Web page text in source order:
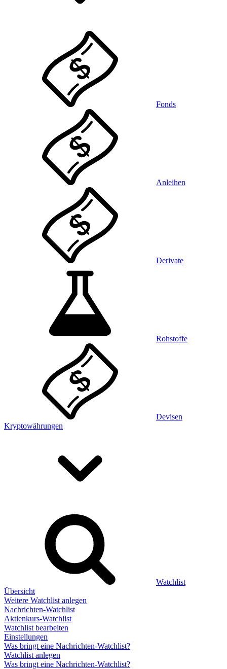
Fonds
Anleihen
Derivate
Rohstoffe
Devisen
Kryptowährungen
Watchlist
Übersicht
Weitere Watchlist anlegen
Nachrichten-Watchlist
Aktienkurs-Watchlist
Watchlist bearbeiten
Einstellungen
Was bringt eine Nachrichten-Watchlist?
Watchlist anlegen
Was bringt eine Nachrichten-Watchlist?